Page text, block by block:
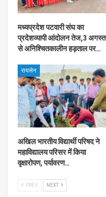
मध्यप्रदेश पटवारी संघ का
प्रदेशव्यापी आंदोलन तेज,3 अगस्त
से अनिश्चितकालीन हड़ताल पर…
रायसेन
अखिल भारतीय विद्यार्थी परिषद ने
महाविद्यालय परिसर में किया
वृक्षारोपण, पर्यावरण…
PREV NEXT